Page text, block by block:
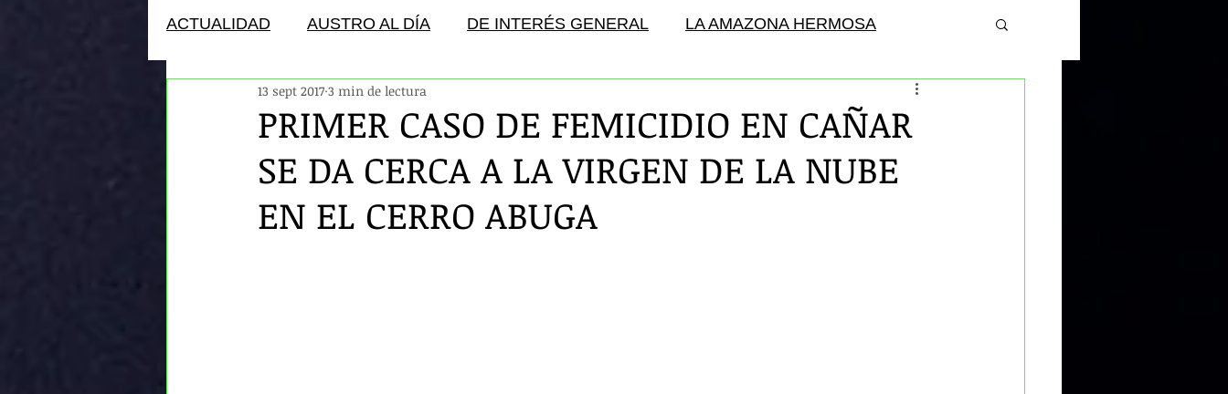
ACTUALIDAD AUSTRO AL DÍA DE INTERÉS GENERAL LA AMAZONA HERMOSA
HUMANOS DEL ECUADOR
PRIMER CASO DE FEMICIDIO EN CAÑAR
SE DA CERCA A LA VIRGEN DE LA NUBE
EN EL CERRO ABUGA
13 sept 2017 3 min de lectura